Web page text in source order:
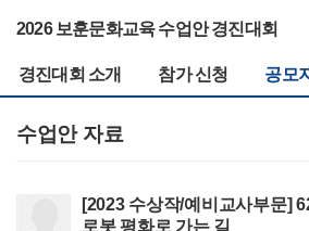
2026 보훈문화교육 수업안 경진대회
경진대회 소개 참가 신청 공모
수업안 자료
[2023 수상작/예비교사부문]
로봇 평화로 가는 길